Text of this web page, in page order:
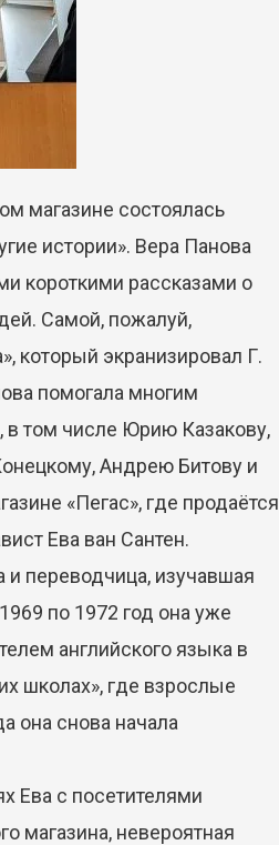
состоялась
истории». Вера Панова
короткими рассказами о
Самой, пожалуй,
который экранизировал Г.
помогала многим
том числе Юрию Казакову,
Андрею Битову и
«Пегас», где продаётся
Ева ван Сантен.
изучавшая
по 1972 год она уже
английского языка в
школах», где взрослые
она снова начала
Ева с посетителями
магазина, невероятная